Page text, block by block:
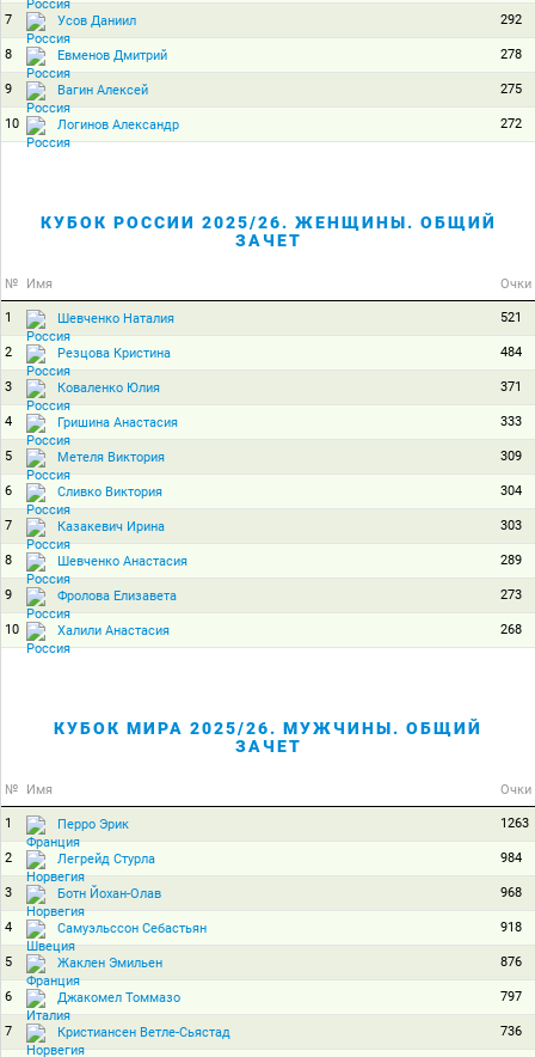
7 Усов Даниил 292
8 Евменов Дмитрий 278
9 Вагин Алексей 275
10 Логинов Александр 272
КУБОК РОССИИ 2025/26. ЖЕНЩИНЫ. ОБЩИЙ
ЗАЧЕТ
№ Имя Очки
1 Шевченко Наталия 521
2 Резцова Кристина 484
3 Коваленко Юлия 371
4 Гришина Анастасия 333
5 Метеля Виктория 309
6 Сливко Виктория 304
7 Казакевич Ирина 303
8 Шевченко Анастасия 289
9 Фролова Елизавета 273
10 Халили Анастасия 268
КУБОК МИРА 2025/26. МУЖЧИНЫ. ОБЩИЙ
ЗАЧЕТ
№ Имя Очки
1 Перро Эрик 1263
2 Легрейд Стурла 984
3 Ботн Йохан-Олав 968
4 Самуэльссон Себастьян 918
5 Жаклен Эмильен 876
6 Джакомел Томмазо 797
7 Кристиансен Ветле-Сьястад 736